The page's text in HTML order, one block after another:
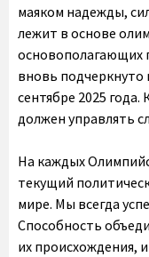
маяком надежды,
лежит в основе
основополагающих
вновь
сентябре 2025
должен управлять
На каждых
текущий
мире. Мы всегда
Способность
их происхождения,